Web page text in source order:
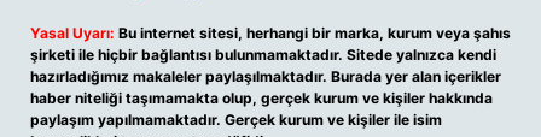
Yasal Uyarı: Bu internet sitesi, herhangi bir marka, kurum veya şahıs
şirketi ile hiçbir bağlantısı bulunmamaktadır. Sitede yalnızca kendi
hazırladığımız makaleler paylaşılmaktadır. Burada yer alan içerikler
haber niteliği taşımamakta olup, gerçek kurum ve kişiler hakkında
paylaşım yapılmamaktadır. Gerçek kurum ve kişiler ile isim